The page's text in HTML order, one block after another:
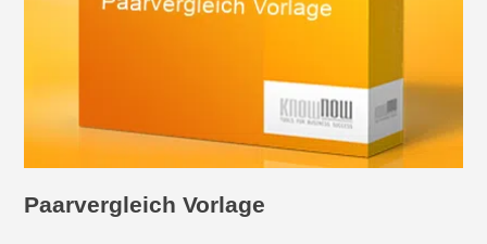
Paarvergleich Vorlage